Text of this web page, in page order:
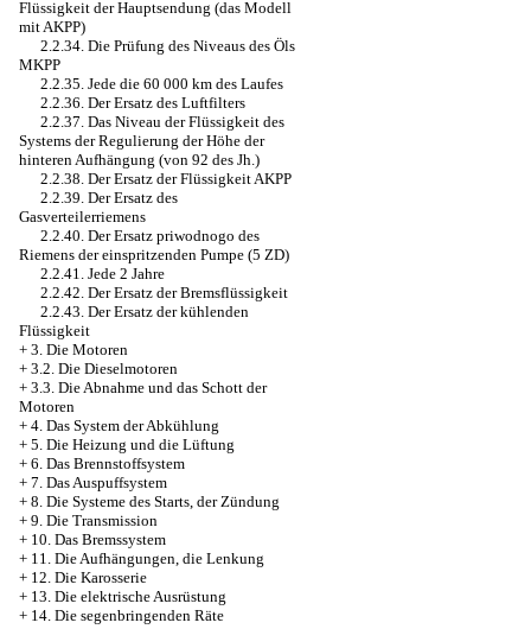
Flüssigkeit der Hauptsendung (das Modell
mit AKPP)
2.2.34. Die Prüfung des Niveaus des Öls
MKPP
2.2.35. Jede die 60 000 km des Laufes
2.2.36. Der Ersatz des Luftfilters
2.2.37. Das Niveau der Flüssigkeit des
Systems der Regulierung der Höhe der
hinteren Aufhängung (von 92 des Jh.)
2.2.38. Der Ersatz der Flüssigkeit AKPP
2.2.39. Der Ersatz des
Gasverteilerriemens
2.2.40. Der Ersatz priwodnogo des
Riemens der einspritzenden Pumpe (5 ZD)
2.2.41. Jede 2 Jahre
2.2.42. Der Ersatz der Bremsflüssigkeit
2.2.43. Der Ersatz der kühlenden
Flüssigkeit
+ 3. Die Motoren
+ 3.2. Die Dieselmotoren
+ 3.3. Die Abnahme und das Schott der
Motoren
+ 4. Das System der Abkühlung
+ 5. Die Heizung und die Lüftung
+ 6. Das Brennstoffsystem
+ 7. Das Auspuffsystem
+ 8. Die Systeme des Starts, der Zündung
+ 9. Die Transmission
+ 10. Das Bremssystem
+ 11. Die Aufhängungen, die Lenkung
+ 12. Die Karosserie
+ 13. Die elektrische Ausrüstung
+ 14. Die segenbringenden Räte